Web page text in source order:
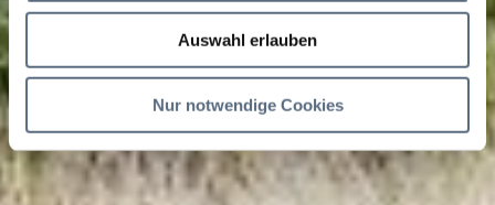
Auswahl erlauben
Nur notwendige Cookies